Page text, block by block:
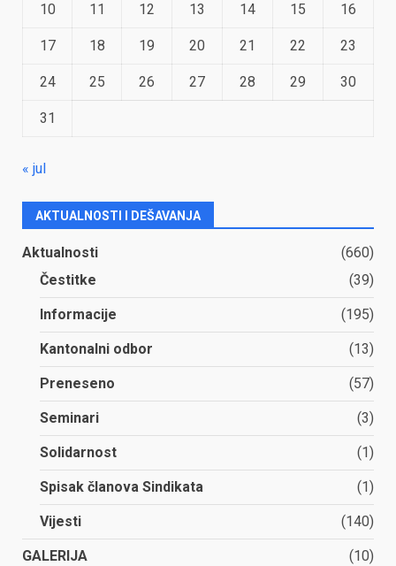
10 11 12 13 14 15 16
17 18 19 20 21 22 23
24 25 26 27 28 29 30
31
« jul
AKTUALNOSTI I DEŠAVANJA
Aktualnosti
(660)
Čestitke
(39)
Informacije (195)
Kantonalni odbor (13)
Preneseno (57)
Seminari (3)
Solidarnost (1)
Spisak članova Sindikata (1)
Vijesti (140)
GALERIJA
(10)